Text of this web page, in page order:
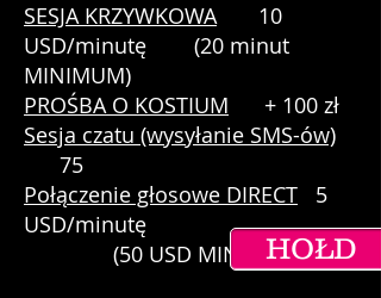
SESJA KRZYWKOWA
10
USD/minutę
(20 minut
MINIMUM)
PROŚBA O KOSTIUM
+ 100 zł
Sesja czatu (wysyłanie SMS-ów)
75
Połączenie głosowe DIRECT
5
USD/minutę
(50 USD MINIMUM)HOŁD